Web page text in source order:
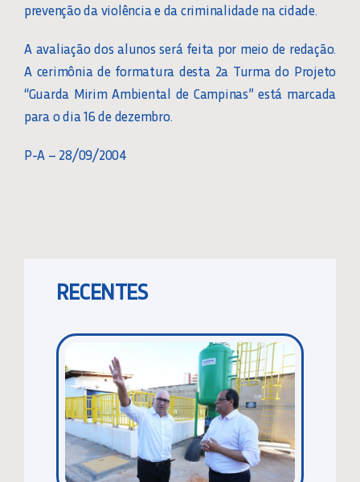
prevenção da violência e da criminalidade na cidade.
A avaliação dos alunos será feita por meio de redação.
A cerimônia de formatura desta 2a Turma do Projeto
“Guarda Mirim Ambiental de Campinas” está marcada
para o dia 16 de dezembro.
P-A – 28/09/2004
RECENTES